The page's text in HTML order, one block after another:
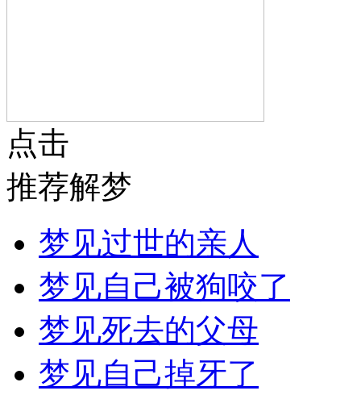
点击
推荐解梦
梦见过世的亲人
梦见自己被狗咬了
梦见死去的父母
梦见自己掉牙了